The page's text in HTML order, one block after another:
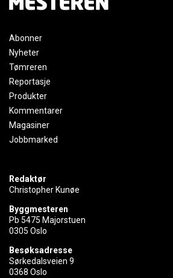
Abonner
Nyheter
Tømreren
Reportasje
Produkter
Kommentarer
Magasiner
Jobbmarked
Redaktør
Christopher Kunøe
Byggmesteren
Pb 5475 Majorstuen
0305 Oslo
Besøksadresse
Sørkedalsveien 9
0368 Oslo